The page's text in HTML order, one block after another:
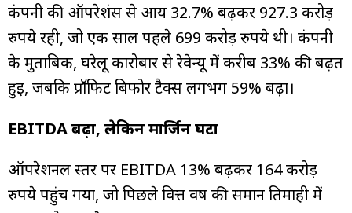
कंपनी की ऑपरेशंस से आय 32.7% बढ़कर 927.3 करोड़
रुपये रही, जो एक साल पहले 699 करोड़ रुपये थी। कंपनी
के मुताबिक, घरेलू कारोबार से रेवेन्यू में करीब 33% की बढ़त
हुई, जबकि प्रॉफिट बिफोर टैक्स लगभग 59% बढ़ा।
EBITDA बढ़ा, लेकिन मार्जिन घटा
ऑपरेशनल स्तर पर EBITDA 13% बढ़कर 164 करोड़
रुपये पहुंच गया, जो पिछले वित्त वर्ष की समान तिमाही में